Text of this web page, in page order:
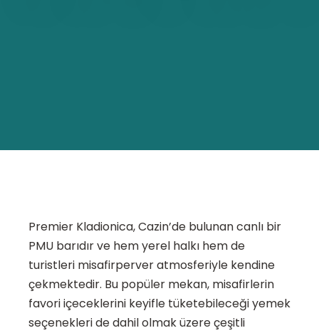
Premier Kladionica, Cazin’de bulunan canlı bir
PMU barıdır ve hem yerel halkı hem de
turistleri misafirperver atmosferiyle kendine
çekmektedir. Bu popüler mekan, misafirlerin
favori içeceklerini keyifle tüketebileceği yemek
seçenekleri de dahil olmak üzere çeşitli